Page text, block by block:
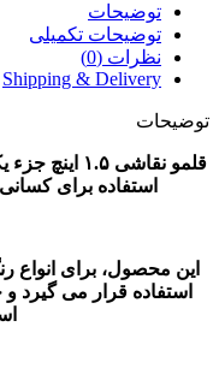
توضیحات
توضیحات تکمیلی
نظرات (0)
Shipping & Delivery
توضیحات
قلمو
استفاده برای
این محصول، برای
استفاده قرار می